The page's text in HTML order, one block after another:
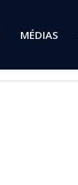
MÉDIAS